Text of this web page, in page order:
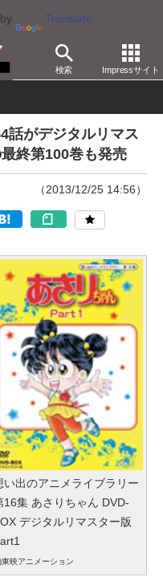
Translate
検索 Impressサイト
BD/DVD
話がデジタルリマス
終第100巻も発売
（2013/12/25 14:56）
い出のアニメライブラリー
16集 あさりちゃん DVD-
デジタルリマスター版
東映アニメーション